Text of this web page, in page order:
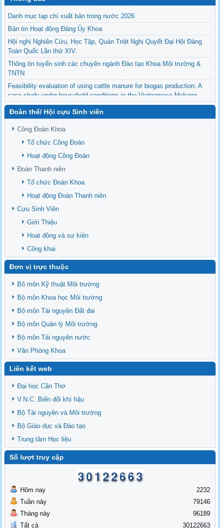
Danh mục tạp chí xuất bản trong nước 2026
Bản tin Hoạt động Đảng Ủy Khoa
Hội nghị Nghiên Cứu, Học Tập, Quán Triệt Nghị Quyết Đại Hội Đảng
Toàn Quốc Lần thứ XIV.
Thông tin tuyển sinh các chuyên ngành Đào tạo Khoa Môi trường &
TNTN
Feasibility evaluation of using cattle manure for biogas production: A
case study under household conditions in the Vietnamese Mekong
Delta
Sediment properties in flood-based farming systems in the Vietnamese
upstream Mekong Delta
Danh mục tạp chí xuất bản Quốc Tế 2026
Danh Mục các Đề Tài NCKH cấp Tỉnh năm 2024
Văn bản - Quy định
Ban chấp hành Đảng bộ khoa
Đoàn thể/ Hội cựu Sinh viên
Công Đoàn Khoa
Tổ chức Công Đoàn
Hoạt động Công Đoàn
Đoàn Thanh niên
Tổ chức Đoàn Khoa
Hoạt động Đoàn Thanh niên
Cựu Sinh Viên
Giới Thiệu
Hoạt động và sự kiện
Công khai
Đơn vị trực thuộc
Bô môn Kỹ thuật Môi trường
Bộ môn Khoa học Môi trường
Bộ môn Tài nguyên Đất đai
Bộ môn Quản lý Môi trường
Bộ môn Tài nguyên nước
Văn Phòng Khoa
Liên kết web
Đại học Cần Thơ
V.N.C. Biến đổi khí hậu
Bộ Tài nguyên và Môi trường
Bộ Giáo dục và Đào tạo
Trung tâm Học liệu
Số lượt truy cập
Hôm nay
Tuần này
Tháng này
Tất cả
2232
79146
96189
30122663